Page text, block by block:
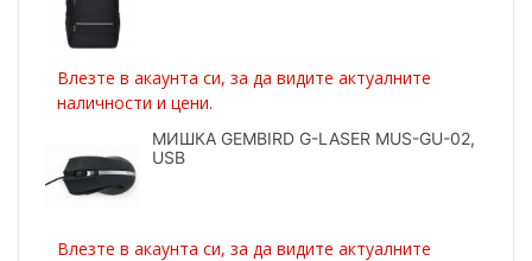
Влезте в акаунта си, за да видите актуалните
наличности и цени.
МИШКА GEMBIRD G-LASER MUS-GU-02,
USB
Влезте в акаунта си, за да видите актуалните